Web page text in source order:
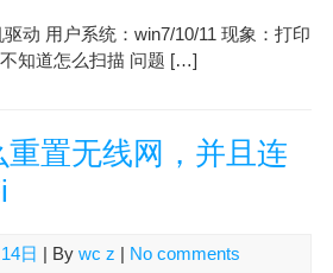
动 用户系统：win7/10/11 现象：打印
知道怎么扫描 问题 […]
置无线网，并且连
日 | By wc z | No comments